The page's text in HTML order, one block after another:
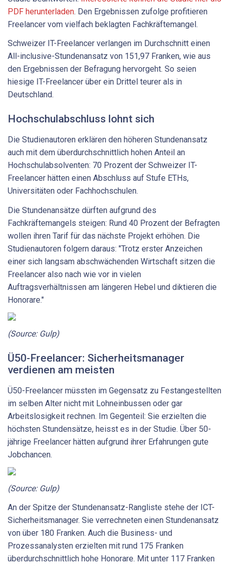
PDF herunterladen. Den Ergebnissen zufolge profitieren
Freelancer vom vielfach beklagten Fachkräftemangel.
Schweizer IT-Freelancer verlangen im Durchschnitt einen
All-inclusive-Stundenansatz von 151,97 Franken, wie aus
den Ergebnissen der Befragung hervorgeht. So seien
hiesige IT-Freelancer über ein Drittel teurer als in
Deutschland.
Hochschulabschluss lohnt sich
Die Studienautoren erklären den höheren Stundenansatz
auch mit dem überdurchschnittlich hohen Anteil an
Hochschulabsolventen: 70 Prozent der Schweizer IT-
Freelancer hätten einen Abschluss auf Stufe ETHs,
Universitäten oder Fachhochschulen.
Die Stundenansätze dürften aufgrund des
Fachkräftemangels steigen: Rund 40 Prozent der Befragten
wollen ihren Tarif für das nächste Projekt erhöhen. Die
Studienautoren folgern daraus: "Trotz erster Anzeichen
einer sich langsam abschwächenden Wirtschaft sitzen die
Freelancer also nach wie vor in vielen
Auftragsverhältnissen am längeren Hebel und diktieren die
Honorare."
(Source: Gulp)
Ü50-Freelancer: Sicherheitsmanager
verdienen am meisten
Ü50-Freelancer müssten im Gegensatz zu Festangestellten
im selben Alter nicht mit Lohneinbussen oder gar
Arbeitslosigkeit rechnen. Im Gegenteil: Sie erzielten die
höchsten Stundensätze, heisst es in der Studie. Über 50-
jährige Freelancer hätten aufgrund ihrer Erfahrungen gute
Jobchancen.
(Source: Gulp)
An der Spitze der Stundenansatz-Rangliste stehe der ICT-
Sicherheitsmanager. Sie verrechneten einen Stundenansatz
von über 180 Franken. Auch die Business- und
Prozessanalysten erzielten mit rund 175 Franken
überdurchschnittlich hohe Honorare. Mit unter 117 Franken